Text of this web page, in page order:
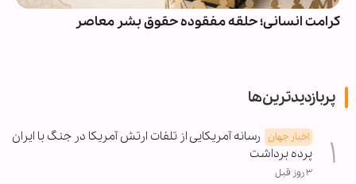
کرامت انسانی؛ حلقه مفقوده حقوق بشر معاصر
پربازدیدترین‌ها
اخبار جهان رسانه آمریکایی از تلفات ارتش آمریکا در جنگ با ایران
پرده برداشت
۳ روز قبل